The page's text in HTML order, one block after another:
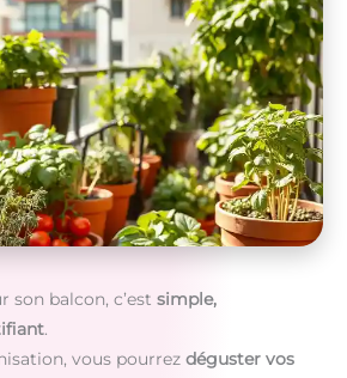
son balcon, c’est simple,
.
vous pourrez déguster vos